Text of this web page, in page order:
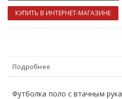
КУПИТЬ В ИНТЕРНЕТ-МАГАЗИНЕ
Подробнее
Футболка поло с втачным